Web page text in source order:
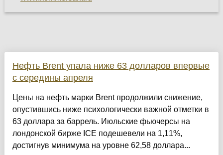
Нефть Brent упала ниже 63 долларов впервые
с середины апреля
Цены на нефть марки Brent продолжили снижение,
опустившись ниже психологически важной отметки в
63 доллара за баррель. Июльские фьючерсы на
лондонской бирже ICE подешевели на 1,11%,
достигнув минимума на уровне 62,58 доллара...